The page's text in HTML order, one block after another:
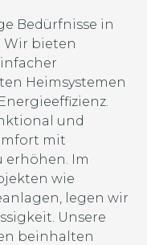
Bedürfnisse in
Wir bieten
Heimsystemen
und
mit
erhöhen. Im
wie
legen wir
Unsere
beinhalten